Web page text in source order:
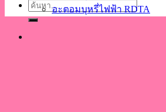
ค้นหา:อะตอมบุหรี่ไฟฟ้า RDTA